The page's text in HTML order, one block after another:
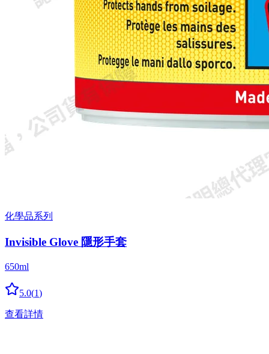
化學品系列
Invisible Glove 隱形手套
650ml
5.0(1)
查看詳情